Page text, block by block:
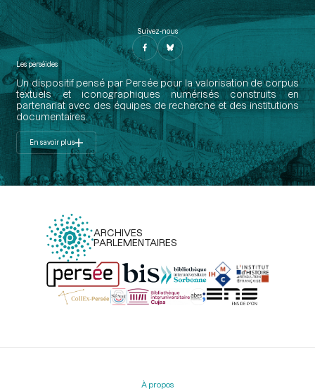
Suivez-nous
Les perséides
Un dispositif pensé par Persée pour la valorisation de corpus
textuels et iconographiques numérisés construits en
partenariat avec des équipes de recherche et des institutions
documentaires.
En savoir plus
ARCHIVES
PARLEMENTAIRES
Menu
À propos